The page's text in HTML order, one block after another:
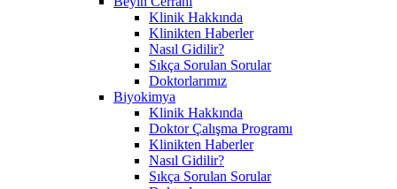
Klinik Hakkında
Klinikten Haberler
Nasıl Gidilir?
Sıkça Sorulan Sorular
Doktorlarımız
Biyokimya
Klinik Hakkında
Doktor Çalışma Programı
Klinikten Haberler
Nasıl Gidilir?
Sıkça Sorulan Sorular